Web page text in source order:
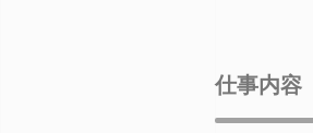
仕事内容